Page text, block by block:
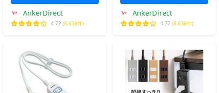
AnkerDirect
4.72 (8,638件)
AnkerDirect
4.72 (8,638件)